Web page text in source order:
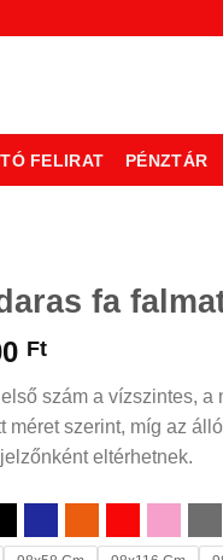
FELIRAT PÉNZTÁR
fa
FtÁrtartomány:
4990 Ft
-
44900 Ft
szám a vízszintes,
méret szerint, míg az
eltérhetnek.